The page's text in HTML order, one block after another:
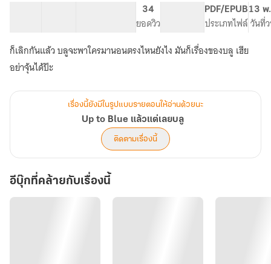
Blue
แล้ว
แต่
เลย
บลู
34
ยอดวิว
PDF/EPUB
ประเภทไฟล์
13 พ
วันที่
ก็เลิกกันแล้ว บลูจะพาใครมานอนตรงไหนยังไง มันก็เรื่องของบลู เฮีย
อย่าจุ้นได้ป้ะ
เรื่องนี้ยังมีในรูปแบบรายตอนให้อ่านด้วยนะ
Up to Blue แล้วแต่เลยบลู
ติดตามเรื่องนี้
อีบุ๊กที่คล้ายกับเรื่องนี้